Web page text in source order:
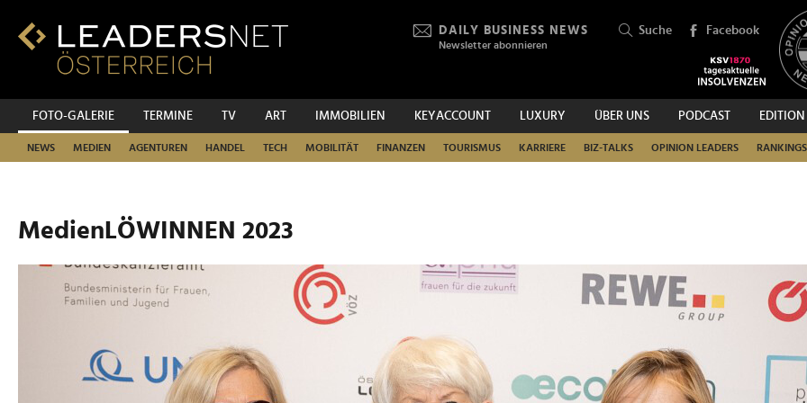
Inhalt
Fußzeilen-
Hauptnavigation
DAILY BUSINESS NEWS
Newsletter abonnieren
Suche Facebook
FOTO-GALERIE TERMINE TV ART IMMOBILIEN KEYACCOUNT LUXURY ÜBER UNS PODCAST EDITION
NEWS MEDIEN AGENTUREN HANDEL TECH MOBILITÄT FINANZEN TOURISMUS KARRIERE BIZ-TALKS OPINION LEADERS RANKINGS
SUCHEN
MedienLÖWINNEN 2023